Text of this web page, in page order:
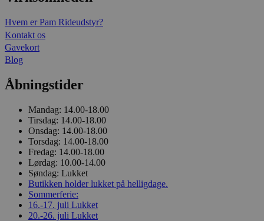
Hvem er Pam Rideudstyr?
Kontakt os
Gavekort
Blog
Åbningstider
Mandag: 14.00-18.00
Tirsdag: 14.00-18.00
Onsdag: 14.00-18.00
Torsdag: 14.00-18.00
Fredag: 14.00-18.00
Lørdag: 10.00-14.00
Søndag: Lukket
Butikken holder lukket på helligdage.
Sommerferie:
16.-17. juli Lukket
20.-26. juli Lukket